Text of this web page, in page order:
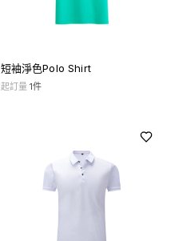
短袖淨色Polo Shirt
起訂量 1件